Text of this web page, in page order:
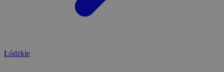
Łódzkie